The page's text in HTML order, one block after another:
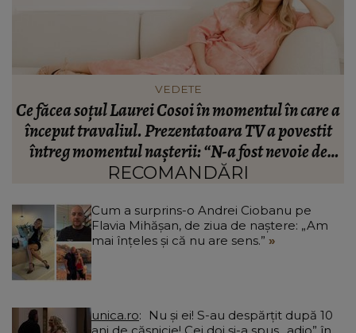
VEDETE
Ce se întâmplă în acest moment cu Mihai Onilă,
după ce a ajuns de urgență la spital: „Am auzit
câteva discuții.”
RECOMANDĂRI
Cum a surprins-o Andrei Ciobanu pe
Flavia Mihășan, de ziua de naștere: „Am
mai înțeles și că nu are sens.”
unica.ro